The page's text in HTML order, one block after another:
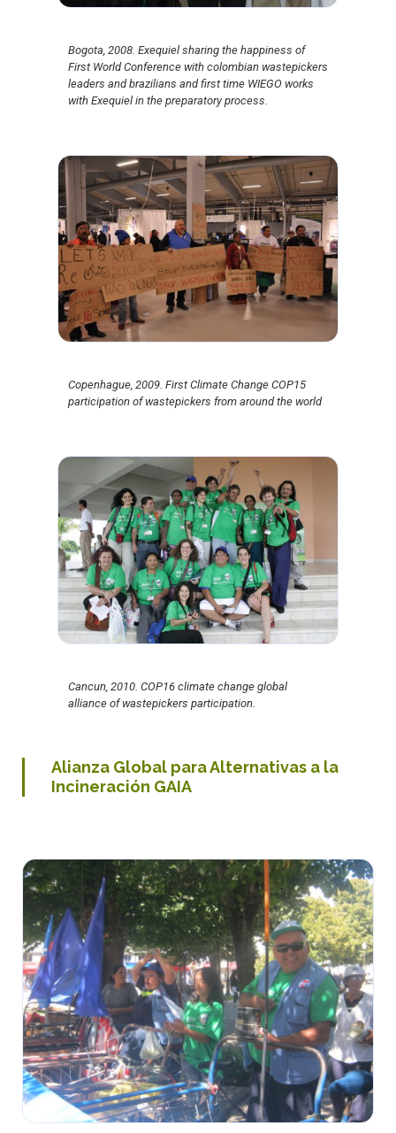
Bogota, 2008. Exequiel sharing the happiness of
First World Conference with colombian wastepickers
leaders and brazilians and first time WIEGO works
with Exequiel in the preparatory process.
Copenhague, 2009. First Climate Change COP15
participation of wastepickers from around the world
Cancun, 2010. COP16 climate change global
alliance of wastepickers participation.
Alianza Global para Alternativas a la
Incineración GAIA